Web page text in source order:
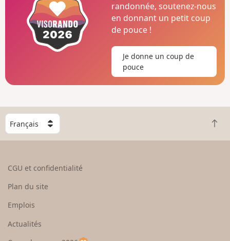
randonnée, soutenez-nous
en donnant un petit coup
de pouce !
Je donne un coup de
pouce
C
h
o
e
u
R
e
CGU et confidentialité
Plan du site
Emplois
Actualités